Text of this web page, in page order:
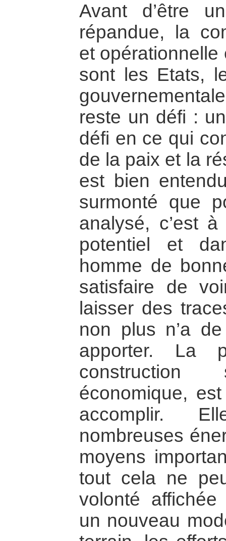
Avant d’être
répandue, la
et
sont les Etats,
reste un défi :
défi en ce qui
de la paix et la
est bien
surmonté que
analysé, c’est
potentiel et
homme de
satisfaire de
laisser des
non plus n’a
apporter. La
construction
économique,
accomplir.
nombreuses
moyens
tout cela ne
volonté affichée
un nouveau